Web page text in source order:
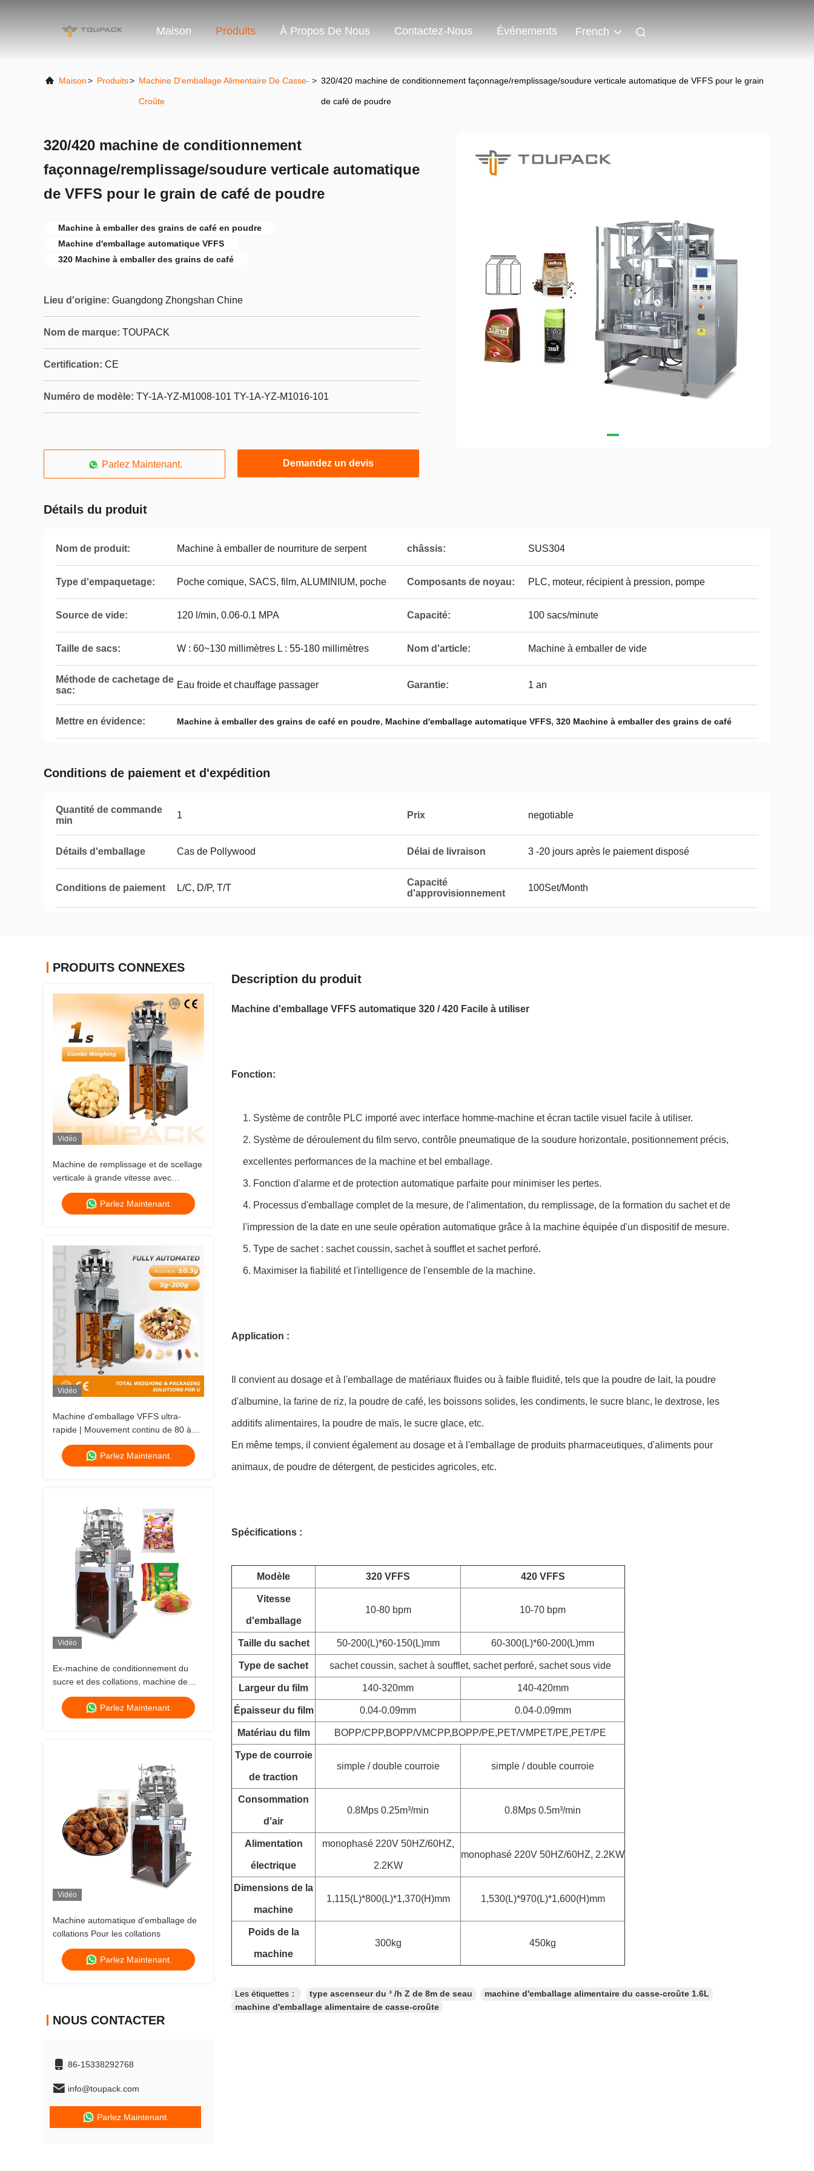
Maison Produits À Propos De Nous Contactez-Nous Événements French
Maison> Produits> Machine D'emballage Alimentaire De Casse-
Croûte
> 320/420 machine de conditionnement façonnage/remplissage/soudure verticale automatique de VFFS pour le grain
de café de poudre
320/420 machine de conditionnement
façonnage/remplissage/soudure verticale automatique
de VFFS pour le grain de café de poudre
Machine à emballer des grains de café en poudre
Machine d'emballage automatique VFFS
320 Machine à emballer des grains de café
Lieu d'origine: Guangdong Zhongshan Chine
Nom de marque: TOUPACK
Certification: CE
Numéro de modèle: TY-1A-YZ-M1008-101 TY-1A-YZ-M1016-101
Parlez Maintenant. Demandez un devis
Détails du produit
Nom de produit: Machine à emballer de nourriture de serpent châssis: SUS304
Type d'empaquetage: Poche comique, SACS, film, ALUMINIUM, poche Composants de noyau: PLC, moteur, récipient à pression, pompe
Source de vide: 120 l/min, 0.06-0.1 MPA Capacité: 100 sacs/minute
Taille de sacs: W : 60~130 millimètres L : 55-180 millimètres Nom d'article: Machine à emballer de vide
Méthode de cachetage de
sac:
Eau froide et chauffage passager Garantie: 1 an
Mettre en évidence: Machine à emballer des grains de café en poudre, Machine d'emballage automatique VFFS, 320 Machine à emballer des grains de café
Conditions de paiement et d'expédition
Quantité de commande
min
1 Prix negotiable
Détails d'emballage Cas de Pollywood Délai de livraison 3 -20 jours après le paiement disposé
Conditions de paiement L/C, D/P, T/T
Capacité
d'approvisionnement
100Set/Month
PRODUITS CONNEXES
Vidéo
Machine de remplissage et de scellage
verticale à grande vitesse avec
peseuse associative (80-200 sacs/min)
Parlez Maintenant.
Vidéo
Machine d'emballage VFFS ultra-
rapide | Mouvement continu de 80 à
200 BPM
Parlez Maintenant.
Vidéo
Ex-machine de conditionnement du
sucre et des collations, machine de
conditionnement des granulés,
machine de conditionnement des
haricots blancs
Parlez Maintenant.
Vidéo
Machine automatique d'emballage de
collations Pour les collations
Parlez Maintenant.
NOUS CONTACTER
86-15338292768
info@toupack.com
Parlez Maintenant.
Description du produit
Machine d'emballage VFFS automatique 320 / 420 Facile à utiliser
Fonction:
1. Système de contrôle PLC importé avec interface homme-machine et écran tactile visuel facile à utiliser.
2. Système de déroulement du film servo, contrôle pneumatique de la soudure horizontale, positionnement précis,
excellentes performances de la machine et bel emballage.
3. Fonction d'alarme et de protection automatique parfaite pour minimiser les pertes.
4. Processus d'emballage complet de la mesure, de l'alimentation, du remplissage, de la formation du sachet et de
l'impression de la date en une seule opération automatique grâce à la machine équipée d'un dispositif de mesure.
5. Type de sachet : sachet coussin, sachet à soufflet et sachet perforé.
6. Maximiser la fiabilité et l'intelligence de l'ensemble de la machine.
Application :
Il convient au dosage et à l'emballage de matériaux fluides ou à faible fluidité, tels que la poudre de lait, la poudre
d'albumine, la farine de riz, la poudre de café, les boissons solides, les condiments, le sucre blanc, le dextrose, les
additifs alimentaires, la poudre de maïs, le sucre glace, etc.
En même temps, il convient également au dosage et à l'emballage de produits pharmaceutiques, d'aliments pour
animaux, de poudre de détergent, de pesticides agricoles, etc.
Spécifications :
Modèle 320 VFFS 420 VFFS
Vitesse
d'emballage
10-80 bpm 10-70 bpm
Taille du sachet 50-200(L)*60-150(L)mm 60-300(L)*60-200(L)mm
Type de sachet sachet coussin, sachet à soufflet, sachet perforé, sachet sous vide
Largeur du film 140-320mm 140-420mm
Épaisseur du film 0.04-0.09mm 0.04-0.09mm
Matériau du film BOPP/CPP,BOPP/VMCPP,BOPP/PE,PET/VMPET/PE,PET/PE
Type de courroie
de traction
simple / double courroie simple / double courroie
Consommation
d'air
0.8Mps 0.25m³/min 0.8Mps 0.5m³/min
Alimentation
électrique
monophasé 220V 50HZ/60HZ,
2.2KW
monophasé 220V 50HZ/60HZ, 2.2KW
Dimensions de la
machine
1,115(L)*800(L)*1,370(H)mm 1,530(L)*970(L)*1,600(H)mm
Poids de la
machine
300kg 450kg
Les étiquettes： type ascenseur du ³ /h Z de 8m de seau
machine d'emballage alimentaire du casse-croûte 1.6L
machine d'emballage alimentaire de casse-croûte